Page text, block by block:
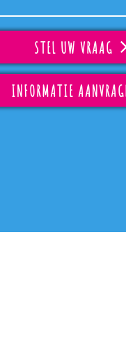
STEL UW VRAAG
INFORMATIE